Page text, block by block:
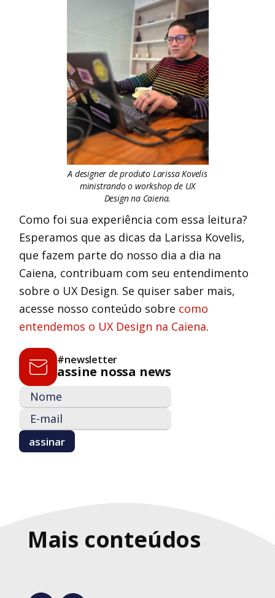
A designer de produto Larissa Kovelis
ministrando o workshop de UX
Design na Caiena.
Como foi sua experiência com essa leitura?
Esperamos que as dicas da Larissa Kovelis,
que fazem parte do nosso dia a dia na
Caiena, contribuam com seu entendimento
sobre o UX Design. Se quiser saber mais,
acesse nosso conteúdo sobre como
entendemos o UX Design na Caiena.
#newsletter
assine nossa news
Mais conteúdos